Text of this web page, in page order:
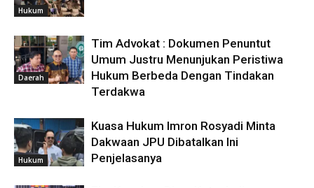
Hukum
Daerah
Tim Advokat : Dokumen Penuntut
Umum Justru Menunjukan Peristiwa
Hukum Berbeda Dengan Tindakan
Terdakwa
Hukum
Kuasa Hukum Imron Rosyadi Minta
Dakwaan JPU Dibatalkan Ini
Penjelasanya